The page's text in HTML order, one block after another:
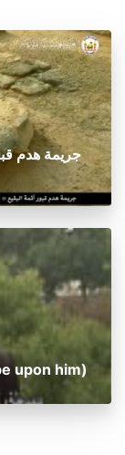
جريمة هدم
upon him)